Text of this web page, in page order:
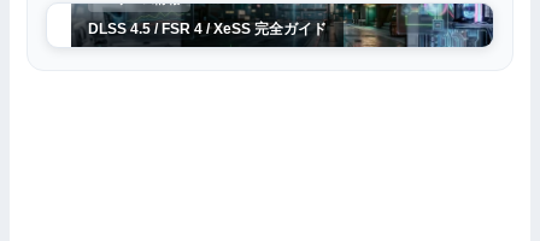
DLSS 4.5 / FSR 4 / XeSS 完全ガイド